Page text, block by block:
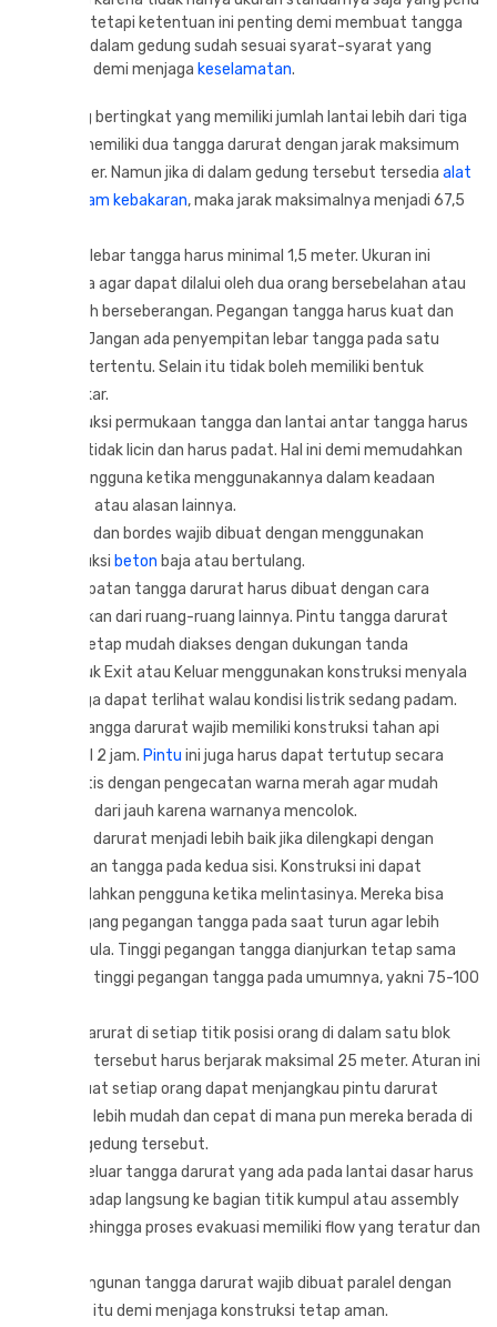
diketahui, tetapi ketentuan ini penting demi membuat tangga
darurat di dalam gedung sudah sesuai syarat-syarat yang
dianjurkan demi menjaga keselamatan.
Gedung bertingkat yang memiliki jumlah lantai lebih dari tiga
harus memiliki dua tangga darurat dengan jarak maksimum
45 meter. Namun jika di dalam gedung tersebut tersedia alat
pemadam kebakaran, maka jarak maksimalnya menjadi 67,5
Ukuran lebar tangga harus minimal 1,5 meter. Ukuran ini
berguna agar dapat dilalui oleh dua orang bersebelahan atau
dari arah berseberangan. Pegangan tangga harus kuat dan
kokoh. Jangan ada penyempitan lebar tangga pada satu
bagian tertentu. Selain itu tidak boleh memiliki bentuk
melingkar.
Konstruksi permukaan tangga dan lantai antar tangga harus
dibuat tidak licin dan harus padat. Hal ini demi memudahkan
para pengguna ketika menggunakannya dalam keadaan
darurat atau alasan lainnya.
Tangga dan bordes wajib dibuat dengan menggunakan
konstruksi beton baja atau bertulang.
Penempatan tangga darurat harus dibuat dengan cara
dipisahkan dari ruang-ruang lainnya. Pintu tangga darurat
harus tetap mudah diakses dengan dukungan tanda
penunjuk Exit atau Keluar menggunakan konstruksi menyala
sehingga dapat terlihat walau kondisi listrik sedang padam.
Pintu tangga darurat wajib memiliki konstruksi tahan api
minimal 2 jam. Pintu ini juga harus dapat tertutup secara
otomatis dengan pengecatan warna merah agar mudah
terlihat dari jauh karena warnanya mencolok.
Tangga darurat menjadi lebih baik jika dilengkapi dengan
pegangan tangga pada kedua sisi. Konstruksi ini dapat
memudahkan pengguna ketika melintasinya. Mereka bisa
memegang pegangan tangga pada saat turun agar lebih
aman pula. Tinggi pegangan tangga dianjurkan tetap sama
dengan tinggi pegangan tangga pada umumnya, yakni 75-100
Pintu darurat di setiap titik posisi orang di dalam satu blok
gedung tersebut harus berjarak maksimal 25 meter. Aturan ini
membuat setiap orang dapat menjangkau pintu darurat
dengan lebih mudah dan cepat di mana pun mereka berada di
dalam gedung tersebut.
Pintu keluar tangga darurat yang ada pada lantai dasar harus
menghadap langsung ke bagian titik kumpul atau assembly
point sehingga proses evakuasi memiliki flow yang teratur dan
Pembangunan tangga darurat wajib dibuat paralel dengan
gedung itu demi menjaga konstruksi tetap aman.